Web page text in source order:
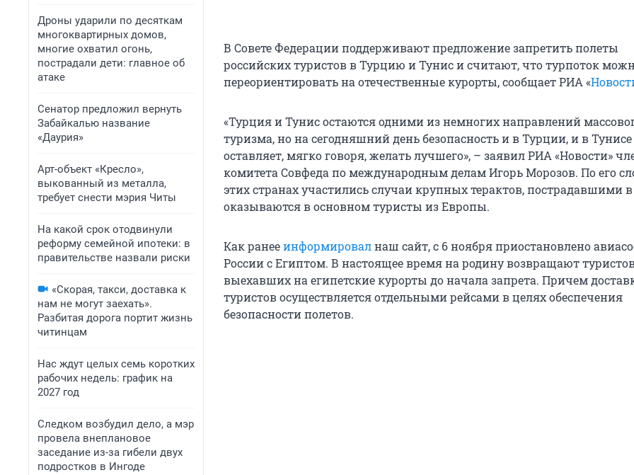
Дроны ударили по десяткам
многоквартирных домов,
многие охватил огонь,
пострадали дети: главное об
атаке
Сенатор предложил вернуть
Забайкалью название
«Даурия»
Арт-объект «Кресло»,
выкованный из металла,
требует снести мэрия Читы
На какой срок отодвинули
реформу семейной ипотеки: в
правительстве назвали риски
«Скорая, такси, доставка к
нам не могут заехать».
Разбитая дорога портит жизнь
читинцам
Нас ждут целых семь коротких
рабочих недель: график на
2027 год
Следком возбудил дело, а мэр
провела внеплановое
заседание из-за гибели двух
подростков в Ингоде
В Совете Федерации поддерживают предложение запретить полеты
российских туристов в Турцию и Тунис и считают, что турпоток
переориентировать на отечественные курорты, сообщает РИА «
«Турция и Тунис остаются одними из немногих направлений
туризма, но на сегодняшний день безопасность и в Турции, и в Тунисе
оставляет, мягко говоря, желать лучшего», – заявил РИА «Новости»
комитета Совфеда по международным делам Игорь Морозов. По его
этих странах участились случаи крупных терактов, пострадавшими
оказываются в основном туристы из Европы.
Как ранееинформировалнаш сайт, с 6 ноября приостановлено
России с Египтом. В настоящее время на родину возвращают
выехавших на египетские курорты до начала запрета. Причем
туристов осуществляется отдельными рейсами в целях обеспечения
безопасности полетов.